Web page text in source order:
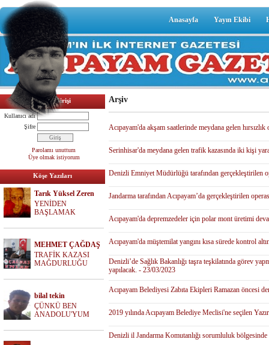
Anasayfa Yayın Ekibi
Üyelik Girişi
Kullanıcı adı
Şifre
Parolamı unuttum
Üye olmak istiyorum
Köşe Yazıları
Tarık Yüksel Zeren
YENİDEN
BAŞLAMAK
MEHMET ÇAĞDAŞ
TRAFİK KAZASI
MAĞDURLUĞU
bilal tekin
ÇÜNKÜ BEN
ANADOLU'YUM
Arşiv
Acıpayam'da akşam saatlerinde meydana gelen
Serinhisar'da meydana gelen trafik kazasında iki kişi
Denizli Emniyet Müdürlüğü tarafından gerçekleştirilen
Jandarma tarafından Acıpayam’da gerçekleştirilen
Acıpayam'da depremzedeler için polar mont üretimi
Acıpayam'da müştemilat yangını kısa sürede kontrol
Denizli’de Sağlık Bakanlığı taşra teşkilatında görev
yapılacak. - 23/03/2023
Acıpayam Belediyesi Zabıta Ekipleri Ramazan öncesi
2019 yılında Acıpayam Belediye Meclisi'ne seçilen
Denizli il Jandarma Komutanlığı sorumluluk